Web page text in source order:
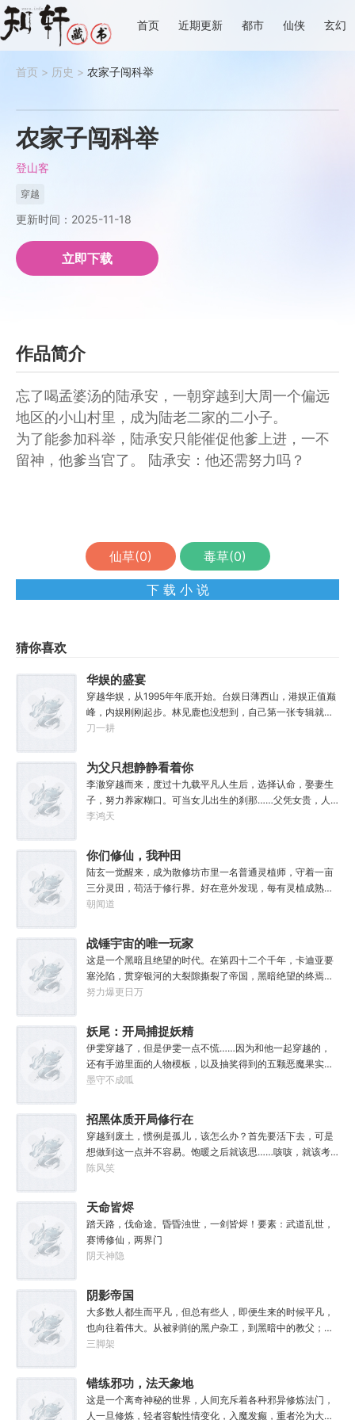
首页 近期更新 都市 仙侠 玄幻
首页 > 历史 > 农家子闯科举
农家子闯科举
登山客
穿越
更新时间：2025-11-18
立即下载
作品简介
忘了喝孟婆汤的陆承安，一朝穿越到大周一个偏远
地区的小山村里，成为陆老二家的二小子。
为了能参加科举，陆承安只能催促他爹上进，一不
留神，他爹当官了。 陆承安：他还需努力吗？
仙草(0) 毒草(0)
下 载 小 说
猜你喜欢
华娱的盛宴
穿越华娱，从1995年年底开始。台娱日薄西山，港娱正值巅
峰，内娱刚刚起步。林见鹿也没想到，自己第一张专辑就直
接打穿了两岸三地，直接封王了。这还怎么退休？
刀一耕
为父只想静静看着你
长生
李澈穿越而来，度过十九载平凡人生后，选择认命，娶妻生
子，努力养家糊口。可当女儿出生的刹那……父凭女贵，人
生不再平凡。……女儿平安出生，你获得道果【仙工】女儿
无灾，获得道果【无垢心】女儿三岁，活泼机灵，获得道果
【棋圣】女儿四岁、五岁、六岁…………李澈发现，女儿每长
大一岁，他便可凝聚出一颗道果，加持己身。从此以后，李
澈有了一个朴实无华的愿望。一岁一道果，默默守长生。为
父只想……从老婆孩子热炕头开始，心平气和的守护女儿长
间。
李鸿天
你们修仙，我种田
陆玄一觉醒来，成为散修坊市里一名普通灵植师，守着一亩
三分灵田，苟活于修行界。好在意外发现，每有灵植成熟，
自己便能得到额外奖励。收获剑草一株，获得剑丸一枚。收
焰丹丹方一张。……从此，他便安分守住自家灵田，坐看修
行界风起云涌，沧海桑田。“什么切磋斗法，秘境探索，寻仙
缘，得法宝……通通与我无关！”“我只想安安静静的种田。”
朝闻道
战锤宇宙的唯一玩家
这是一个黑暗且绝望的时代。在第四十二个千年，卡迪亚要
塞沦陷，贯穿银河的大裂隙撕裂了帝国，黑暗绝望的终焉时
代降临。人类的命运似乎已被注定，要在无休止的恐怖战争
失的来到这个世界。“剧情对话什么的最烦人了，统统跳
过。”“我不想知道为什么，我只想大开杀戒。”基里曼：达奇
是个优秀的战士，就是不爱听人话，每次想和他说些什么，
他都要跳过。塔拉辛：我很好奇，他是怎么把恒星敲成一个
个方块的。钛族：对那家伙来说，物理学已经不存在了。恐
孩子抓了，把他们洗得白白净净的，这种羞辱让我悲愤欲
绝。奸奇：一切变化都是命运的一部分，但命运被那个混蛋
给打碎了。色孽：其实达奇已经被我腐化了，但我不敢告诉
他。………………达奇：前面忘了，后面也忘了，总之，让亚
努力爆更日万
妖尾：开局捕捉妖精
女王艾露莎
伊雯穿越了，但是伊雯一点不慌……因为和他一起穿越的，
还有手游里面的人物模板，以及抽奖得到的五颗恶魔果实。
伊雯自认自己可以依靠首充六块得到的特殊体质，以及背包
双眼的伊雯看到了一头绯红色的巨龙。伊雯这才知道，这根
本就不是海贼王，是妖精的尾巴！开局捕捉艾露莎？开局被
艾琳捕捉！
墨守不成呱
招黑体质开局修行在
废土
穿越到废土，惯例是孤儿，该怎么办？首先要活下去，可是
想做到这一点并不容易。饱暖之后就该思……咳咳，就该考
虑怎么变强了，这更不容易。等曲涧磊开始逐渐变强，他意
陈风笑
天命皆烬
踏天路，伐命途。昏昏浊世，一剑皆烬！要素：武道乱世，
赛博修仙，两界门
阴天神隐
阴影帝国
大多数人都生而平凡，但总有些人，即便生来的时候平凡，
也向往着伟大。从被剥削的黑户杂工，到黑暗中的教父；从
遵守规则的社会底层，到制定规则的幕后皇帝；阳光照耀时
不仅能够和光一样大，甚至还能遮住光！”“我们从不敲诈勒
索任何人，我们赚到的每一分钱，在良心上都能过的去。”如
果有人在夜晚敲响你的房门，他们要么为你带来我的问候，
三脚架
错练邪功，法天象地
这是一个离奇神秘的世界，人间充斥着各种邪异修炼法门，
人一旦修炼，轻者容貌性情变化，入魔发癫，重者沦为大